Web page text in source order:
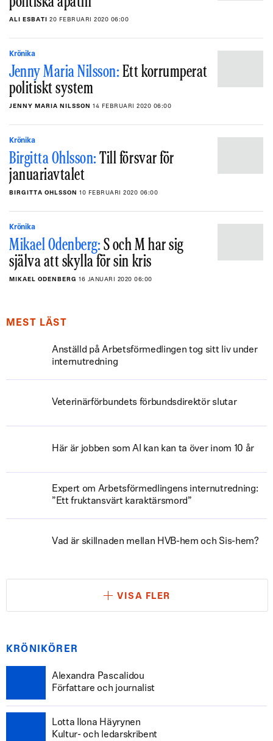
ALI ESBATI 20 FEBRUARI 2020 06:00
Krönika
Jenny Maria Nilsson:Ett korrumperat
politiskt system
JENNY MARIA NILSSON 14 FEBRUARI 2020 06:00
Krönika
Birgitta Ohlsson:Till försvar för
januariavtalet
BIRGITTA OHLSSON 10 FEBRUARI 2020 06:00
Krönika
Mikael Odenberg:S och M har sig
själva att skylla för sin kris
MIKAEL ODENBERG 16 JANUARI 2020 06:00
MEST LÄST
Anställd på Arbetsförmedlingen tog sitt liv under
internutredning
Veterinärförbundets förbundsdirektör slutar
Här är jobben som AI kan kan ta över inom 10 år
Expert om Arbetsförmedlingens internutredning:
”Ett fruktansvärt karaktärsmord”
Vad är skillnaden mellan HVB-hem och Sis-hem?
VISA FLER
KRÖNIKÖRER
Alexandra Pascalidou
Författare och journalist
Lotta Ilona Häyrynen
Kultur- och ledarskribent